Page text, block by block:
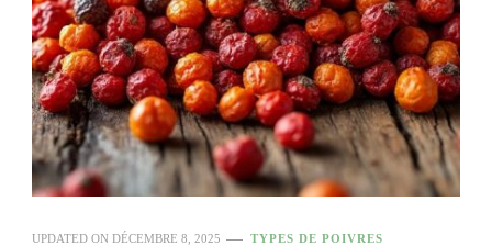
UPDATED ON DÉCEMBRE 8, 2025 TYPES DE POIVRES